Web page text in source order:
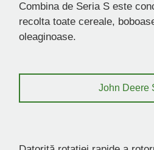
Combina de Seria S este
recolta toate cereale,
oleaginoase.
John Deere